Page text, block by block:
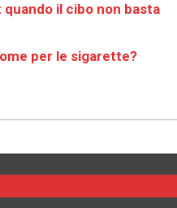
il cibo non basta
per le sigarette?